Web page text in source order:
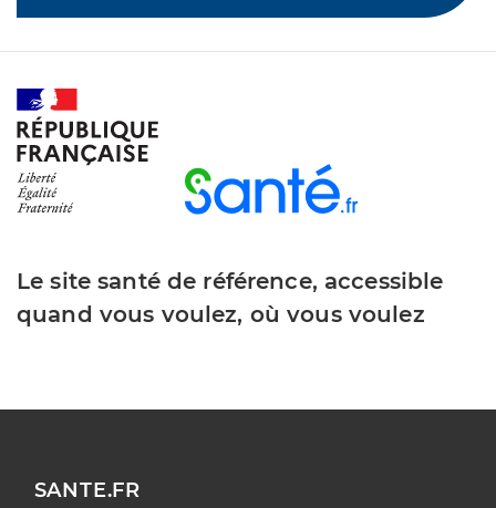
Le site santé de référence, accessible
quand vous voulez, où vous voulez
SANTE.FR